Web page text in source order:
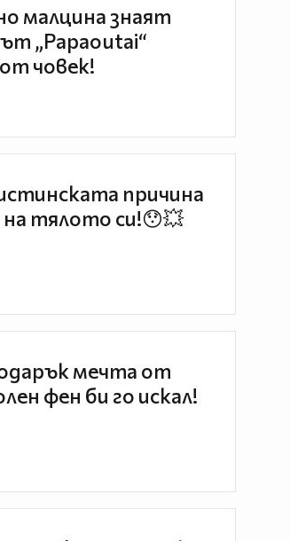
малцина знаят
„Papaoutai“
човек!
причина
тялото си!😯💥
мечта от
фен би го искал!